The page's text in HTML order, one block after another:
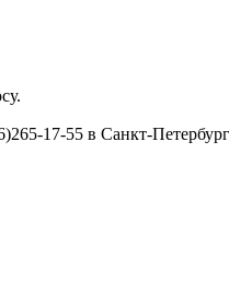
17-55 в Санкт-